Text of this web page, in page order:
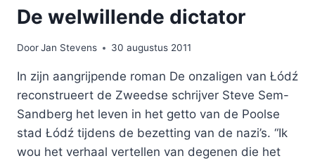
De welwillende dictator
DoorJan Stevens 30 augustus 2011
In zijn aangrijpende roman De onzaligen van Łódź
reconstrueert de Zweedse schrijver Steve Sem-
Sandberg het leven in het getto van de Poolse
stad Łódź tijdens de bezetting van de nazi’s. “Ik
wou het verhaal vertellen van degenen die het